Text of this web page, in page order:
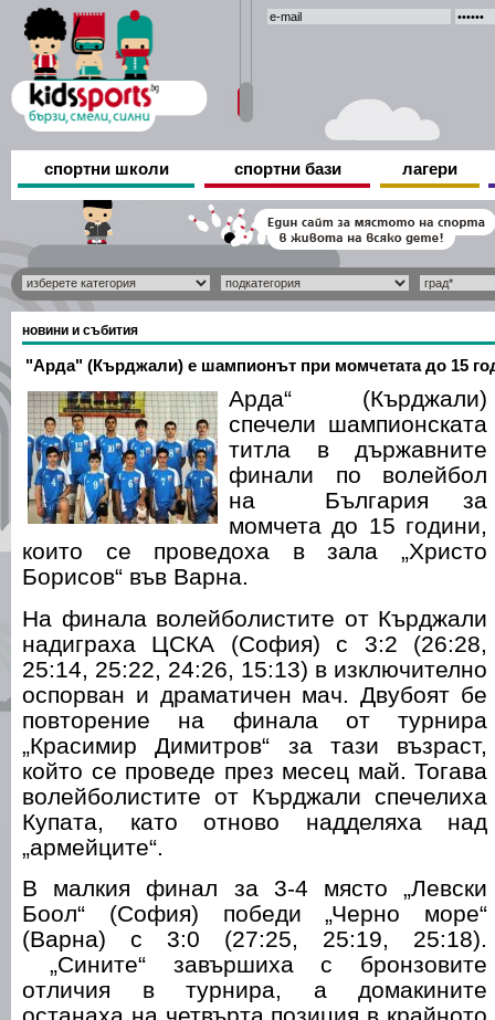
спортни школи спортни бази лагери
новини и събития
"Арда" (Кърджали) е шампионът при момчетата до 15
Арда“ (Кърджали)
спечели шампионската
титла в държавните
финали по волейбол
на България за
момчета до 15 години,
които се проведоха в зала „Христо
Борисов“ във Варна.
На финала волейболистите от Кърджали
надиграха ЦСКА (София) с 3:2 (26:28,
25:14, 25:22, 24:26, 15:13) в изключително
оспорван и драматичен мач. Двубоят бе
повторение на финала от турнира
„Красимир Димитров“ за тази възраст,
който се проведе през месец май. Тогава
волейболистите от Кърджали спечелиха
Купата, като отново надделяха над
„армейците“.
В малкия финал за 3-4 място „Левски
Боол“ (София) победи „Черно море“
(Варна) с 3:0 (27:25, 25:19, 25:18).
„Сините“ завършиха с бронзовите
отличия в турнира, а домакините